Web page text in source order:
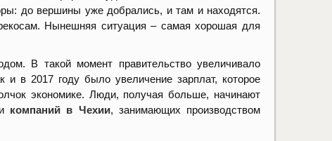
до вершины уже добрались, и там и находятся.
Нынешняя ситуация – самая хорошая для
В такой момент правительство увеличивало
и в 2017 году было увеличение зарплат, которое
экономике. Люди, получая больше, начинают
компаний в Чехии, занимающих производством